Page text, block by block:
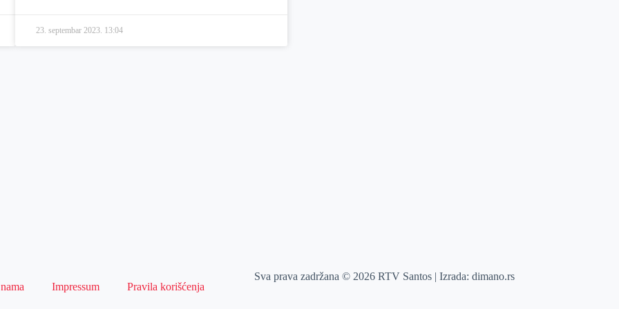
23. septembar 2023. 13:04
Impressum Pravila korišćenja
Sva prava zadržana © 2026 RTV Santos | Izrada:dimano.rs